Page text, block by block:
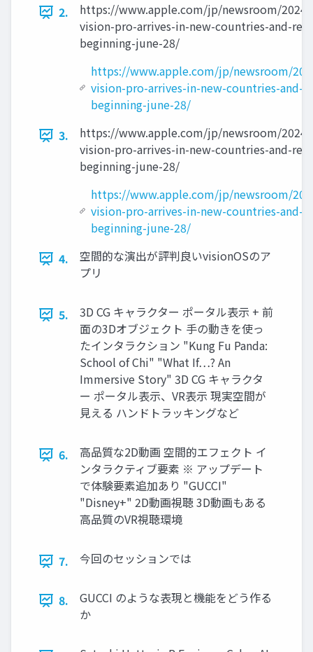
2.
https://www.apple.com/jp/newsroom/
vision-pro-arrives-in-new-countries-and-
beginning-june-28/
https://www.apple.com/jp/newsroom/
vision-pro-arrives-in-new-countries-and-
beginning-june-28/
3.
https://www.apple.com/jp/newsroom/
vision-pro-arrives-in-new-countries-and-
beginning-june-28/
https://www.apple.com/jp/newsroom/
vision-pro-arrives-in-new-countries-and-
beginning-june-28/
4.
空間的な演出が評判良いvisionOSのア
プリ
5.
3D CG キャラクター ポータル表示 + 前
面の3Dオブジェクト 手の動きを使っ
たインタラクション "Kung Fu Panda:
School of Chi" "What If…? An
Immersive Story" 3D CG キャラクタ
ー ポータル表示、VR表示 現実空間が
見える ハンドトラッキングなど
6.
高品質な2D動画 空間的エフェクト イ
ンタラクティブ要素 ※ アップデート
で体験要素追加あり "GUCCI"
"Disney+" 2D動画視聴 3D動画もある
高品質のVR視聴環境
7. 今回のセッションでは
8.
GUCCI のような表現と機能をどう作る
か